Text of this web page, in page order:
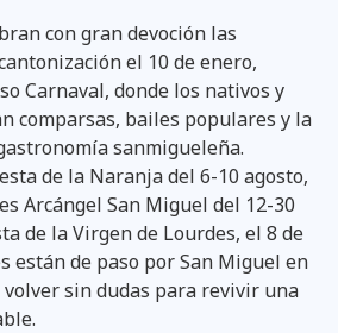
con gran devoción las
el 10 de enero,
Carnaval, donde los nativos y
comparsas, bailes populares y la
sanmigueleña.
de la Naranja del 6-10 agosto,
Arcángel San Miguel del 12-30
de la Virgen de Lourdes, el 8 de
están de paso por San Miguel en
volver sin dudas para revivir una